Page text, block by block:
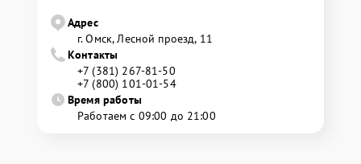
Адрес
г. Омск, ​Лесной проезд, 11
Контакты
+7 (381) 267-81-50
+7 (800) 101-01-54
Время работы
Работаем с 09:00 до 21:00